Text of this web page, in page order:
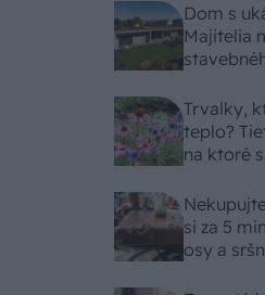
Dom s
Majitelia
Trvalky,
teplo?
na ktoré
si za 5
osy a